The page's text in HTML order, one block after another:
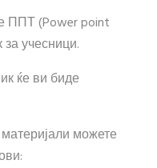
ППТ (Power point
учесници.
ќе ви биде
можете